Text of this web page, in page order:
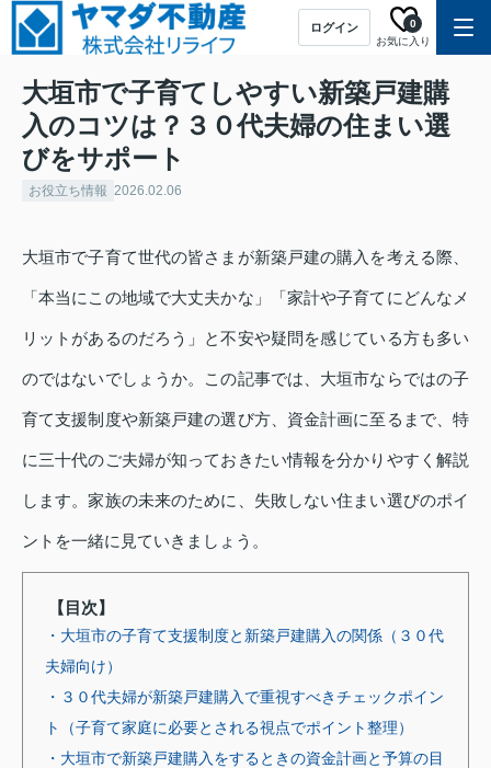
ログイン
お気に入り
0
大垣市で子育てしやすい新築戸建購
入のコツは？３０代夫婦の住まい選
びをサポート
お役立ち情報 2026.02.06
大垣市で子育て世代の皆さまが新築戸建の購入を考える際、
「本当にこの地域で大丈夫かな」「家計や子育てにどんなメ
リットがあるのだろう」と不安や疑問を感じている方も多い
のではないでしょうか。この記事では、大垣市ならではの子
育て支援制度や新築戸建の選び方、資金計画に至るまで、特
に三十代のご夫婦が知っておきたい情報を分かりやすく解説
します。家族の未来のために、失敗しない住まい選びのポイ
ントを一緒に見ていきましょう。
【目次】
・大垣市の子育て支援制度と新築戸建購入の関係（３０代
夫婦向け）
・３０代夫婦が新築戸建購入で重視すべきチェックポイン
ト（子育て家庭に必要とされる視点でポイント整理）
・大垣市で新築戸建購入をするときの資金計画と予算の目